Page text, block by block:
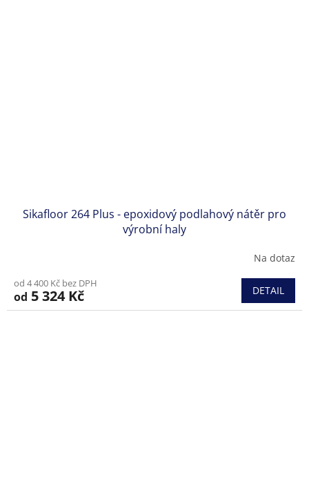
Sikafloor 264 Plus - epoxidový podlahový nátěr pro
výrobní haly
Na dotaz
od 4 400 Kč bez DPH
od 5 324 Kč DETAIL